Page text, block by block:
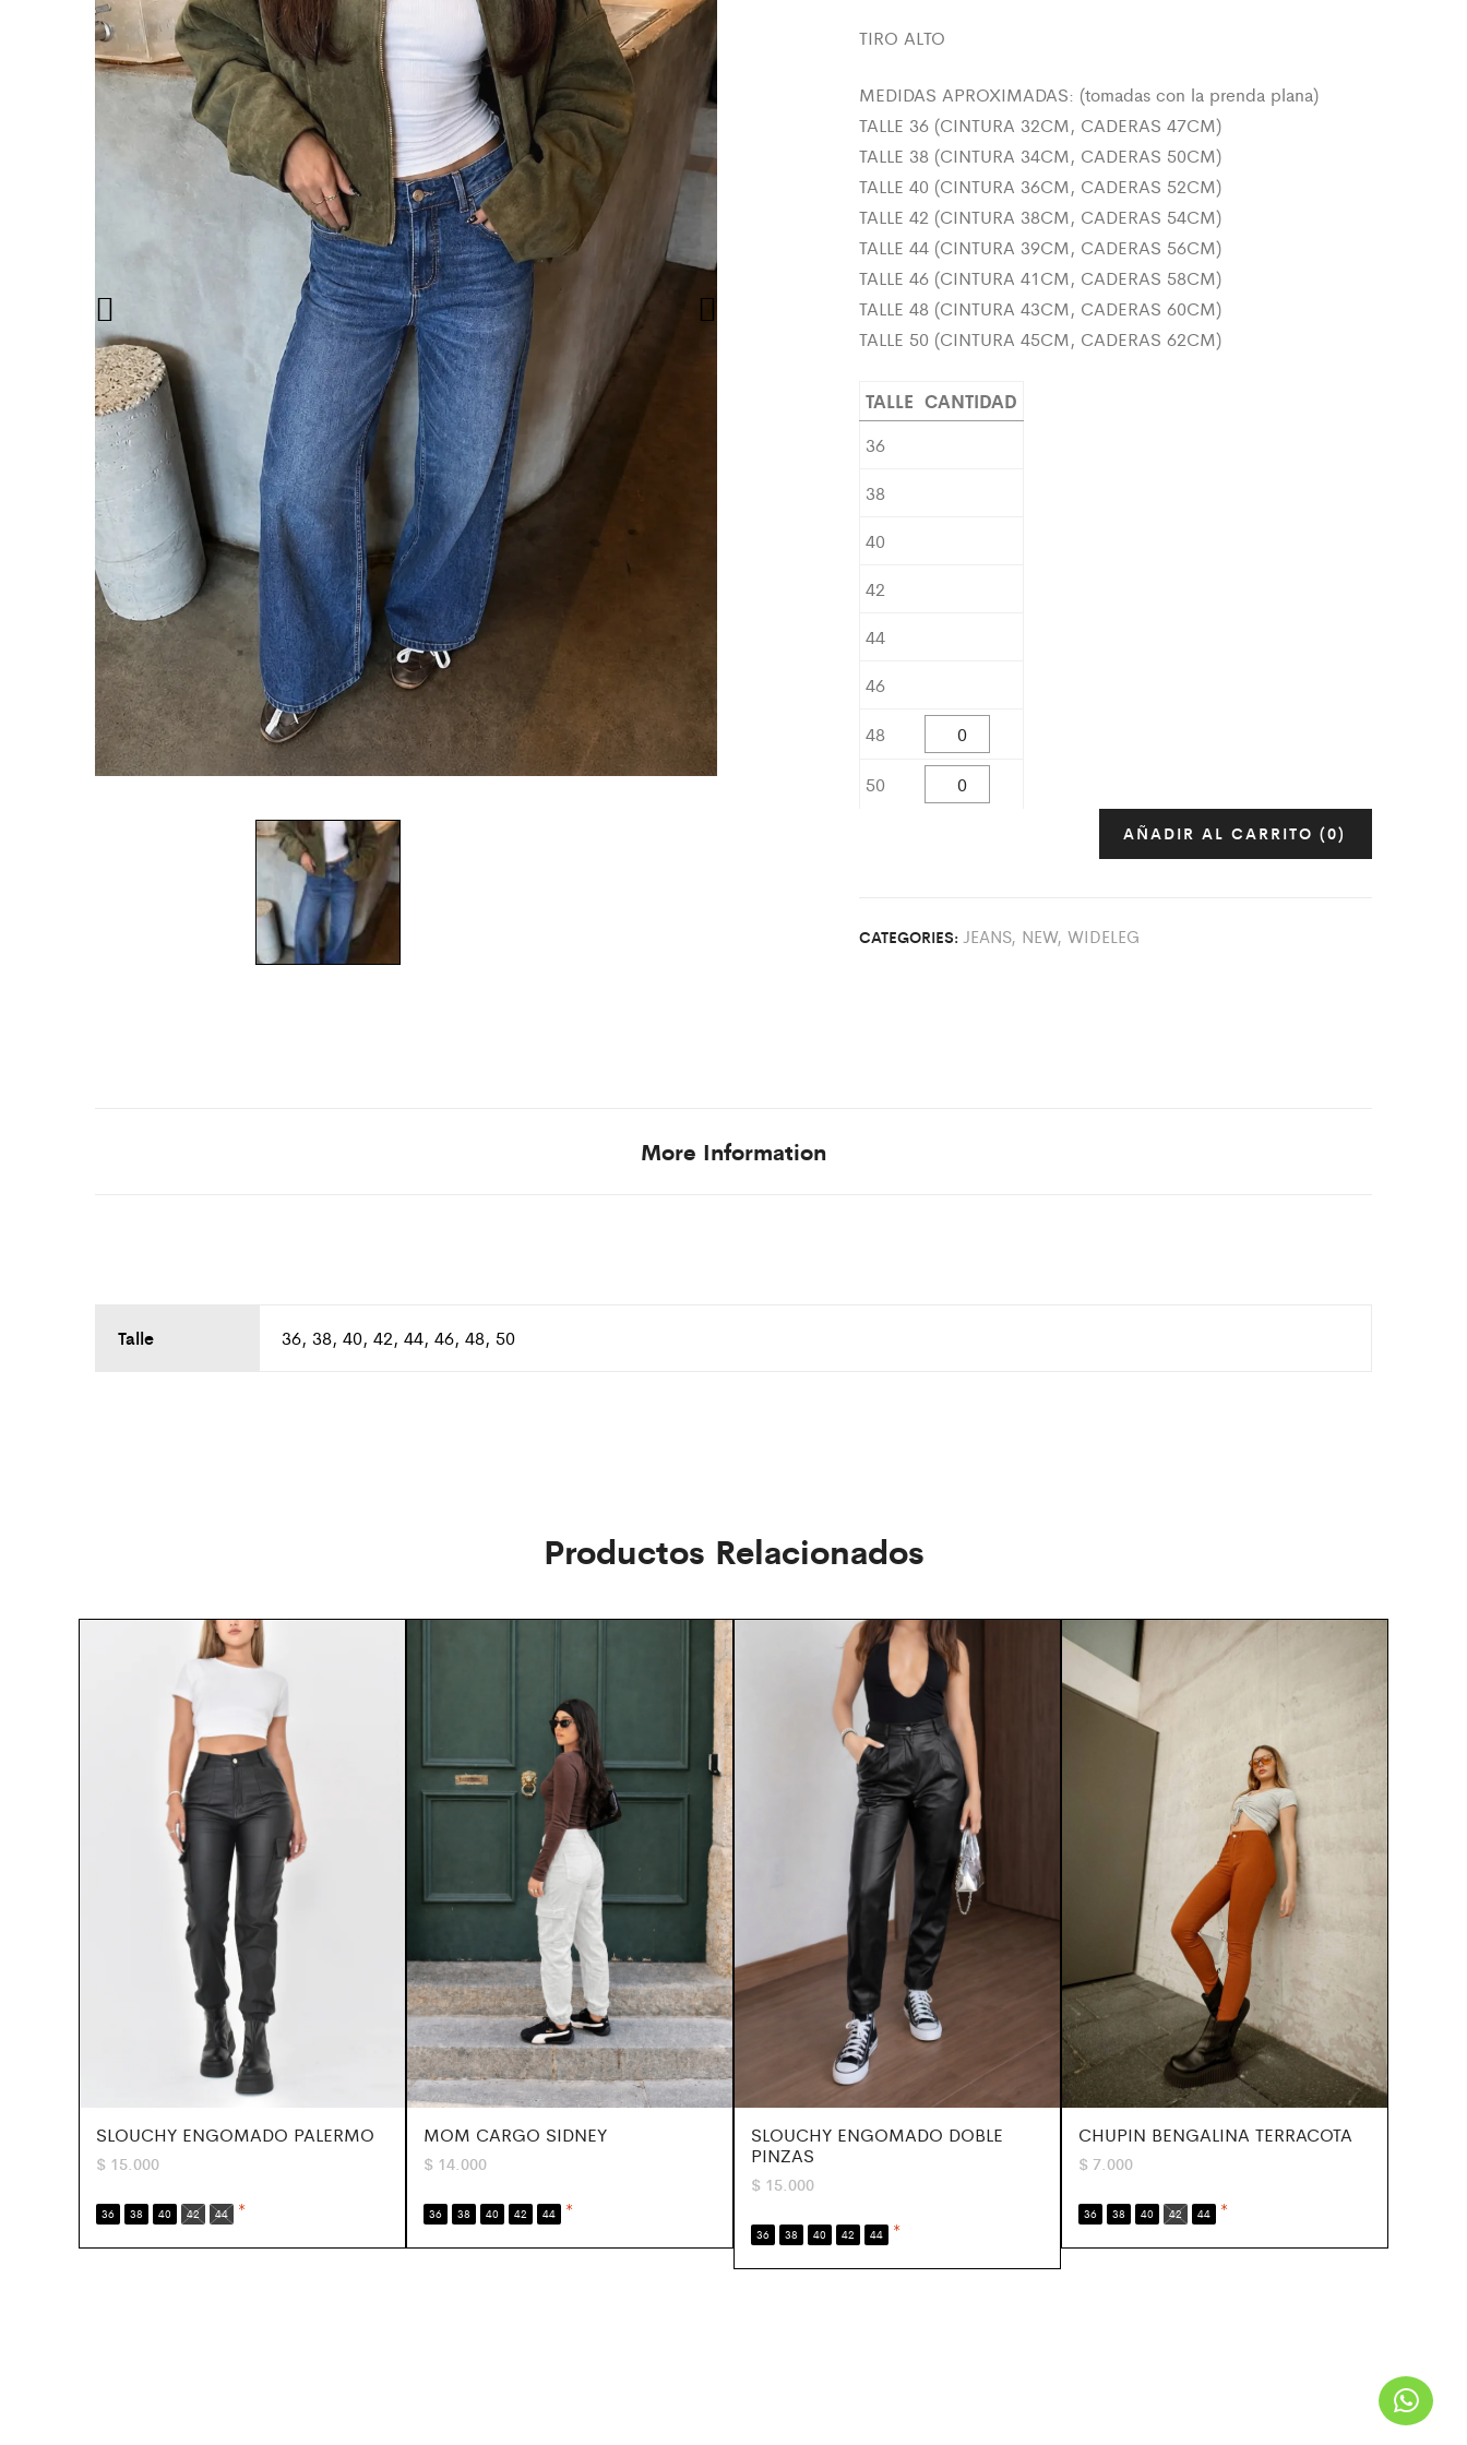
TIRO ALTO
MEDIDAS APROXIMADAS: (tomadas con la prenda plana)
TALLE 36 (CINTURA 32CM, CADERAS 47CM)
TALLE 38 (CINTURA 34CM, CADERAS 50CM)
TALLE 40 (CINTURA 36CM, CADERAS 52CM)
TALLE 42 (CINTURA 38CM, CADERAS 54CM)
TALLE 44 (CINTURA 39CM, CADERAS 56CM)
TALLE 46 (CINTURA 41CM, CADERAS 58CM)
TALLE 48 (CINTURA 43CM, CADERAS 60CM)
TALLE 50 (CINTURA 45CM, CADERAS 62CM)
TALLE CANTIDAD
36
38
40
42
44
46
48
50
AÑADIR AL CARRITO (0)
CATEGORIES: JEANS, NEW, WIDELEG
More Information
Talle 36, 38, 40, 42, 44, 46, 48, 50
Productos Relacionados
SLOUCHY ENGOMADO PALERMO
$ 15.000
36 38 40 42 44 *
MOM CARGO SIDNEY
$ 14.000
36 38 40 42 44 *
SLOUCHY ENGOMADO DOBLE
PINZAS
$ 15.000
36 38 40 42 44 *
CHUPIN BENGALINA TERRACOTA
$ 7.000
36 38 40 42 44 *